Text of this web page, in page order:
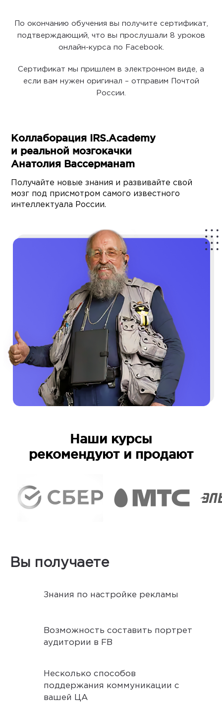
По окончанию обучения вы получите сертификат,
подтверждающий, что вы прослушали 8 уроков
онлайн-курса по Facebook.
Сертификат мы пришлем в электронном виде, а
если вам нужен оригинал – отправим Почтой
России.
Коллаборация IRS.Academy
и реальной мозгокачки
Анатолия Вассерманаm
Получайте новые знания и развивайте свой
мозг под присмотром самого известного
интеллектуала России.
Наши курсы
рекомендуют и продают
Вы получаете
Знания по настройке рекламы
Возможность составить портрет
аудитории в FB
Несколько способов
поддержания коммуникации с
вашей ЦА